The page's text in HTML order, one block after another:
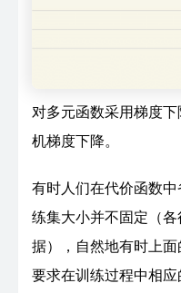
对多元函数采用梯度
机梯度下降。
有时人们在代价函数
练集大小并不固定（
据），自然地有时上
要求在训练过程中相应